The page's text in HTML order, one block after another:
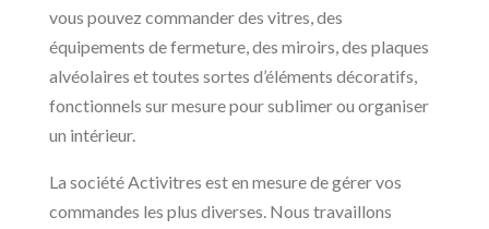
vous pouvez commander des vitres, des
équipements de fermeture, des miroirs, des plaques
alvéolaires et toutes sortes d’éléments décoratifs,
fonctionnels sur mesure pour sublimer ou organiser
un intérieur.
La société Activitres est en mesure de gérer vos
commandes les plus diverses. Nous travaillons